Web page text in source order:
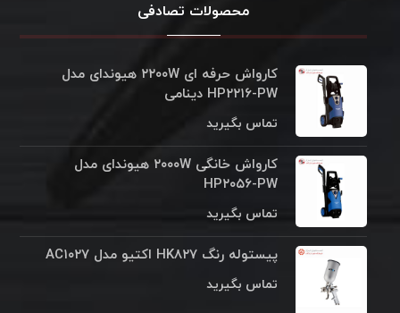
محصولات تصادفی
کارواش حرفه ای ۲۲۰۰W هیوندای مدل
HP۲۲۱۶-PW دینامی
تماس بگیرید
کارواش خانگی ۲۰۰۰W هیوندای مدل
HP۲۰۵۶-PW
تماس بگیرید
پیستوله رنگ HK۸۲۷ اکتیو مدل AC۱۰۲۷
تماس بگیرید